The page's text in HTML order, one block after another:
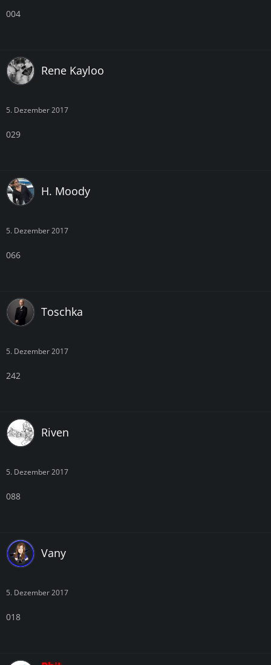
004
Rene Kayloo
5. Dezember 2017
029
H. Moody
5. Dezember 2017
066
Toschka
5. Dezember 2017
242
Riven
5. Dezember 2017
088
Vany
5. Dezember 2017
018